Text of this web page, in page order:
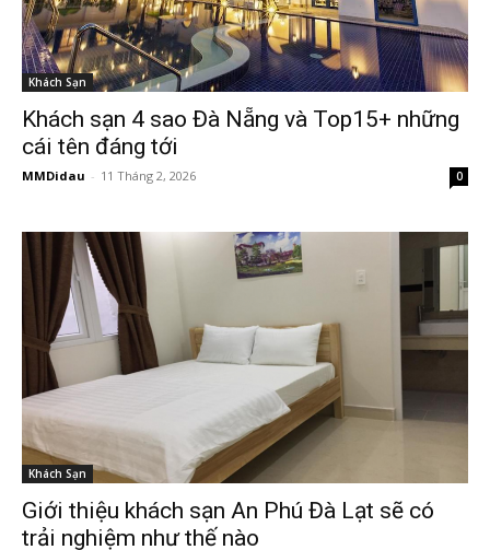
Khách Sạn
Khách sạn 4 sao Đà Nẵng và Top15+ những
cái tên đáng tới
MMDidau - 11 Tháng 2, 2026 0
Khách Sạn
Giới thiệu khách sạn An Phú Đà Lạt sẽ có
trải nghiệm như thế nào